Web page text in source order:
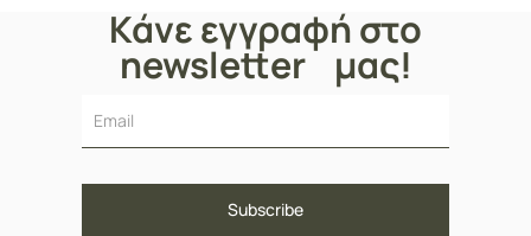
Hyaluronic Acid, 20ml &
Νεσεσέρ, 1σεtΚάνε εγγραφή στο
newsletter μας!